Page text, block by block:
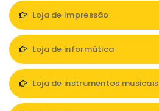
Loja de Impressão
Loja de informática
Loja de instrumentos musicais